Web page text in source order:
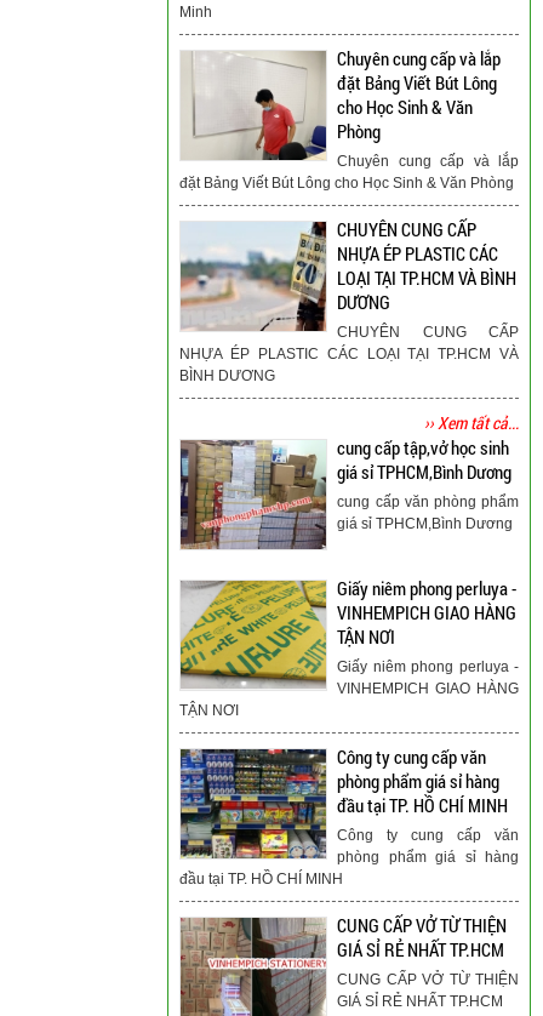
Minh
Chuyên cung cấp và lắp
đặt Bảng Viết Bút Lông
cho Học Sinh & Văn
Phòng
Chuyên cung cấp và lắp
đặt Bảng Viết Bút Lông cho Học Sinh & Văn Phòng
CHUYÊN CUNG CẤP
NHỰA ÉP PLASTIC CÁC
LOẠI TẠI TP.HCM VÀ BÌNH
DƯƠNG
CHUYÊN CUNG CẤP
NHỰA ÉP PLASTIC CÁC LOẠI TẠI TP.HCM VÀ
BÌNH DƯƠNG
›› Xem tất cả...
cung cấp tập,vở học sinh
giá sỉ TPHCM,Bình Dương
cung cấp văn phòng phẩm
giá sỉ TPHCM,Bình Dương
Giấy niêm phong perluya -
VINHEMPICH GIAO HÀNG
TẬN NƠI
Giấy niêm phong perluya -
VINHEMPICH GIAO HÀNG
TẬN NƠI
Công ty cung cấp văn
phòng phẩm giá sỉ hàng
đầu tại TP. HỒ CHÍ MINH
Công ty cung cấp văn
phòng phẩm giá sỉ hàng
đầu tại TP. HỒ CHÍ MINH
CUNG CẤP VỞ TỪ THIỆN
GIÁ SỈ RẺ NHẤT TP.HCM
CUNG CẤP VỞ TỪ THIỆN
GIÁ SỈ RẺ NHẤT TP.HCM